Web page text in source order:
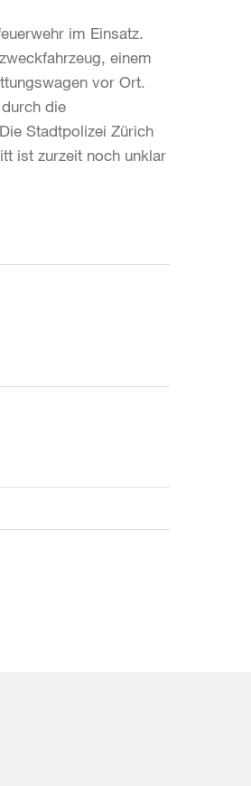
im Einsatz.
einem
vor Ort.
die
Stadtpolizei Zürich
ist zurzeit noch unklar